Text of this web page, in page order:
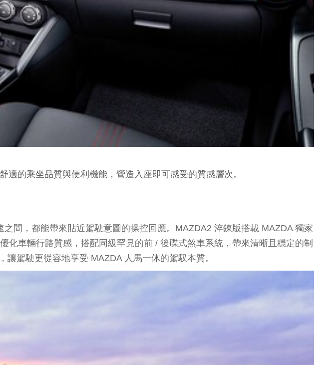
的乘坐品質與便利機能，營造入座即可感受的質感層次。
間，都能帶來貼近駕駛意圖的操控回應。MAZDA2 淬鍊版搭載 MAZDA 獨家
車輛行路質感，搭配同級罕見的前 / 後碟式煞車系統，帶來清晰且穩定的制
駕駛更從容地享受 MAZDA 人馬一体的駕馭本質。